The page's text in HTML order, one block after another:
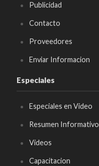
Publicidad
Contacto
Proveedores
Enviar Informacion
Especiales
Especiales en Video
Resumen Informativo
Videos
Capacitacion